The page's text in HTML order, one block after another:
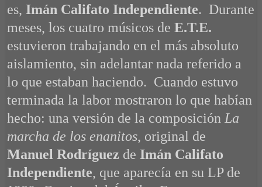
es, Imán Califato Independiente. Durante
meses, los cuatro músicos de E.T.E.
estuvieron trabajando en el más absoluto
aislamiento, sin adelantar nada referido a
lo que estaban haciendo. Cuando estuvo
terminada la labor mostraron lo que habían
hecho: una versión de la composición La
marcha de los enanitos, original de
Manuel Rodríguez de Imán Califato
Independiente, que aparecía en su LP de